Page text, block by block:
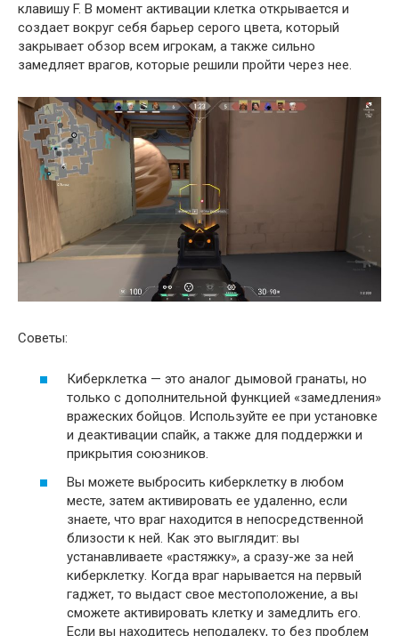
клавишу F. В момент активации клетка открывается и
создает вокруг себя барьер серого цвета, который
закрывает обзор всем игрокам, а также сильно
замедляет врагов, которые решили пройти через нее.
Советы:
Киберклетка — это аналог дымовой гранаты, но
только с дополнительной функцией «замедления»
вражеских бойцов. Используйте ее при установке
и деактивации спайк, а также для поддержки и
прикрытия союзников.
Вы можете выбросить киберклетку в любом
месте, затем активировать ее удаленно, если
знаете, что враг находится в непосредственной
близости к ней. Как это выглядит: вы
устанавливаете «растяжку», а сразу-же за ней
киберклетку. Когда враг нарывается на первый
гаджет, то выдаст свое местоположение, а вы
сможете активировать клетку и замедлить его.
Если вы находитесь неподалеку, то без проблем